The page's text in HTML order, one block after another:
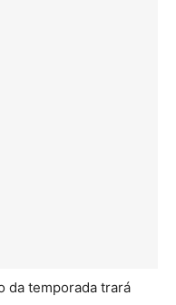
da temporada trará